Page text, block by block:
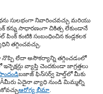
సులభంగా నివారించవచ్చు మరియు
కన్ను సాధారణంగా చికిత్స లేకుండానే
కంటికి సంబంధించిన కండ్లకలక
తగ్గించవచ్చు.
నొప్పి లేదా అసౌకర్యాన్ని తగ్గించడంలో
వ్యాప్తి చెందకుండా జాగ్రత్తలు
పొందండిబజాజ్ ఫిన్‌సర్వ్ హెల్త్‌లో మీకు
మీరు ఏదైనా వ్యాధి నుండి మిమ్మల్ని
ఆరోగ్య భీమా.